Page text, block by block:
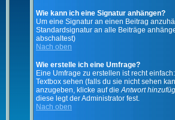
Wie kann ich eine Signatur anhängen?
Um eine Signatur an einen Beitrag
Standardsignatur an alle Beiträge
abschaltest)
Nach oben
Wie erstelle ich eine Umfrage?
Eine Umfrage zu erstellen ist recht
Textbox sehen (falls du sie nicht sehen
anzugeben, klicke auf dieAntwort
diese legt der Administrator fest.
Nach oben